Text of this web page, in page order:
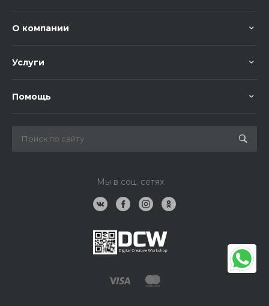
О компании
Услуги
Помощь
Мы в соц. сетях